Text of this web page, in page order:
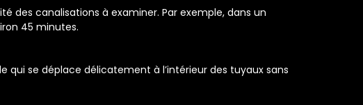
des canalisations à examiner. Par exemple, dans un
45 minutes.
se déplace délicatement à l’intérieur des tuyaux sans